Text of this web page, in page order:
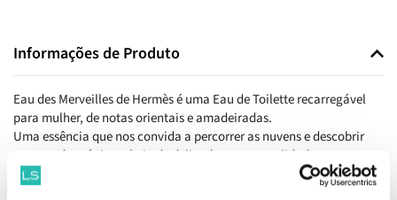
Informações de Produto
Eau des Merveilles de Hermès é uma Eau de Toilette recarregável
para mulher, de notas orientais e amadeiradas.
Uma essência que nos convida a percorrer as nuvens e descobrir
um mundo mágico, cheio de delicadeza e sensualidade.